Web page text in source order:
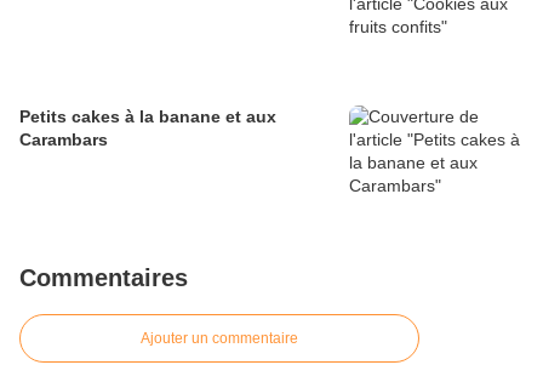
Petits cakes à la banane et aux
Carambars
Commentaires
Ajouter un commentaire